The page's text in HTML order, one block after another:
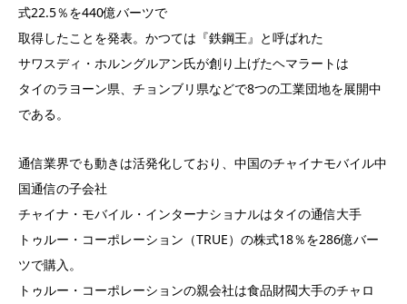
式22.5％を440億バーツで
取得したことを発表。かつては『鉄鋼王』と呼ばれた
サワスディ・ホルングルアン氏が創り上げたヘマラートは
タイのラヨーン県、チョンブリ県などで8つの工業団地を展開中
である。
通信業界でも動きは活発化しており、中国のチャイナモバイル中
国通信の子会社
チャイナ・モバイル・インターナショナルはタイの通信大手
トゥルー・コーポレーション（TRUE）の株式18％を286億バー
ツで購入。
トゥルー・コーポレーションの親会社は食品財閥大手のチャロ